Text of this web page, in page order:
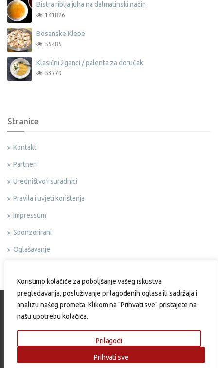
Koristimo kolačiće za poboljšanje vašeg iskustva
pregledavanja, posluživanje prilagođenih oglasa ili sadržaja i
analizu našeg prometa. Klikom na "Prihvati sve" pristajete na
našu upotrebu kolačića.
Prilagodi
Prihvati sve
Bistra riblja juha na dalmatinski način
141826
Bosanske Klepe
55485
Klasični žganci / palenta za doručak
53779
Stranice
Kontakt
Partneri
Uredništvo i suradnici
Pravila i uvjeti korištenja
Impressum
Sponzorirani
Oglašavanje
Copyright © 2015 Okusi.eu | Web design & Development by: